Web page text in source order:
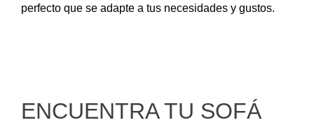
perfecto que se adapte a tus necesidades y gustos.
ENCUENTRA TU SOFÁ